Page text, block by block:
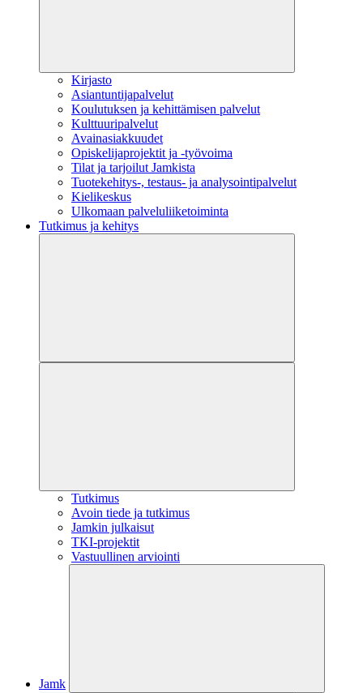
Kirjasto
Asiantuntijapalvelut
Koulutuksen ja kehittämisen palvelut
Kulttuuripalvelut
Avainasiakkuudet
Opiskelijaprojektit​ ja -työvoima
Tilat ja tarjoilut Jamkista
Tuotekehitys-, testaus- ja analysointipalvelut
Kielikeskus
Ulkomaan palveluliiketoiminta
Tutkimus ja kehitys
Tutkimus
Avoin tiede ja tutkimus
Jamkin julkaisut
TKI-projektit
Vastuullinen arviointi
Jamk